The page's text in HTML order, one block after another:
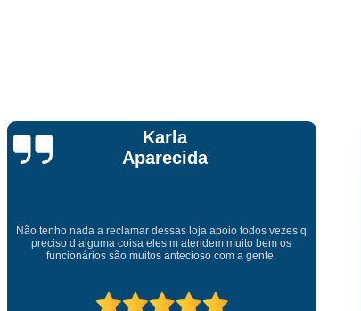
Talita Scarpini
Atendimento de primeira! Sempre muito atenciosos com a
gente, Silvete tá de parabéns pelo atendimento.